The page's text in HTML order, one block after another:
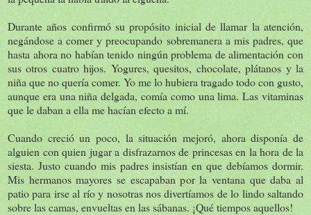
Durante años confirmó su propósito inicial de llamar la atención,
negándose a comer y preocupando sobremanera a mis padres, que
hasta ahora no habían tenido ningún problema de alimentación con
sus otros cuatro hijos. Yogures, quesitos, chocolate, plátanos y la
niña que no quería comer. Yo me lo hubiera tragado todo con gusto,
aunque era una niña delgada, comía como una lima. Las vitaminas
que le daban a ella me hacían efecto a mí.
Cuando creció un poco, la situación mejoró, ahora disponía de
alguien con quien jugar a disfrazarnos de princesas en la hora de la
siesta. Justo cuando mis padres insistían en que debíamos dormir.
Mis hermanos mayores se escapaban por la ventana que daba al
patio para irse al río y nosotras nos divertíamos de lo lindo saltando
sobre las camas, envueltas en las sábanas. ¡Qué tiempos aquellos!